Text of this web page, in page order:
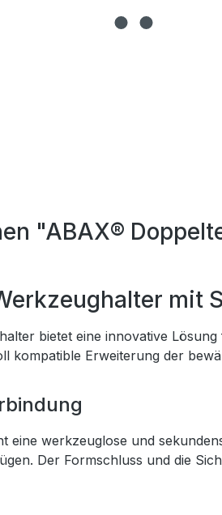
"ABAX®
mit
bietet eine innovative
kompatible Erweiterung der
eine werkzeuglose und
Der Formschluss und die